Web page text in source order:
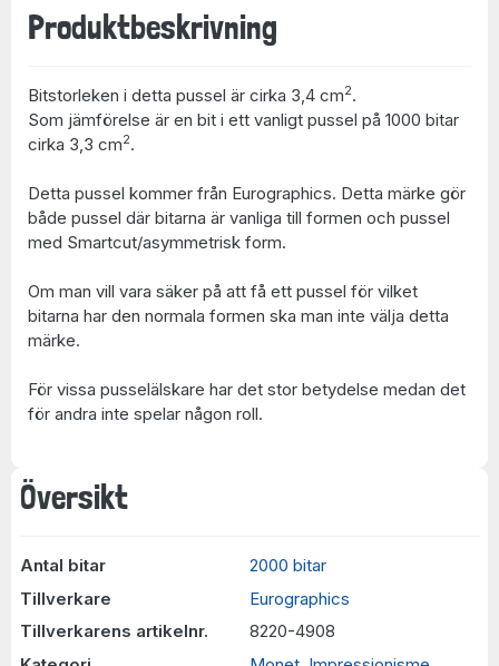
Översikt
Antal bitar
2000 bitar
Tillverkare
Eurographics
Tillverkarens artikelnr.
8220-4908
Produktbeskrivning
Bitstorleken i detta pussel är cirka 3,4 cm2.
Som jämförelse är en bit i ett vanligt pussel på 1000 bitar
cirka 3,3 cm2.
Detta pussel kommer från Eurographics. Detta märke gör
både pussel där bitarna är vanliga till formen och pussel
med Smartcut/asymmetrisk form.
Om man vill vara säker på att få ett pussel för vilket
bitarna har den normala formen ska man inte välja detta
märke.
För vissa pusselälskare har det stor betydelse medan det
för andra inte spelar någon roll.